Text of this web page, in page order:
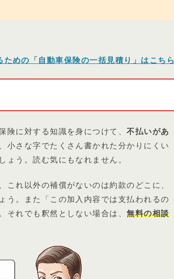
ための「自動車保険の一括見積り」はこちら
険に対する知識を身につけて、不払いがあ
小さな字でたくさん書かれた分かりにくい
ょう。読む気にもなれません。
れ以外の補償がないのは約款のどこに、
う。また「この加入内容では支払われるの
それでも釈然としない場合は、無料の相談